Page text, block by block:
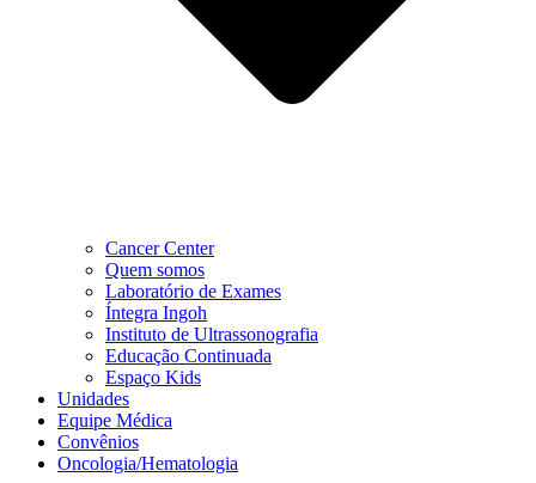
Cancer Center
Quem somos
Laboratório de Exames
Íntegra Ingoh
Instituto de Ultrassonografia
Educação Continuada
Espaço Kids
Unidades
Equipe Médica
Convênios
Oncologia/Hematologia